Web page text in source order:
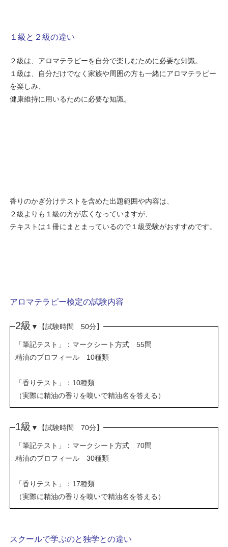
１級と２級の違い
２級は、アロマテラピーを自分で楽しむために必要な知識。
１級は、自分だけでなく家族や周囲の方も一緒にアロマテラピー
を楽しみ、
健康維持に用いるために必要な知識。
香りのかぎ分けテストを含めた出題範囲や内容は、
２級よりも１級の方が広くなっていますが、
テキストは１冊にまとまっているので １級受験がおすすめです。
アロマテラピー検定の試験内容
2級 ▼ 【試験時間 50分】
「筆記テスト」：マークシート方式 55問
精油のプロフィール 10種類
「香りテスト」：10種類
（実際に精油の香りを嗅いで精油名を答える）
1級 ▼ 【試験時間 70分】
「筆記テスト」：マークシート方式 70問
精油のプロフィール 30種類
「香りテスト」：17種類
（実際に精油の香りを嗅いで精油名を答える）
スクールで学ぶのと独学との違い